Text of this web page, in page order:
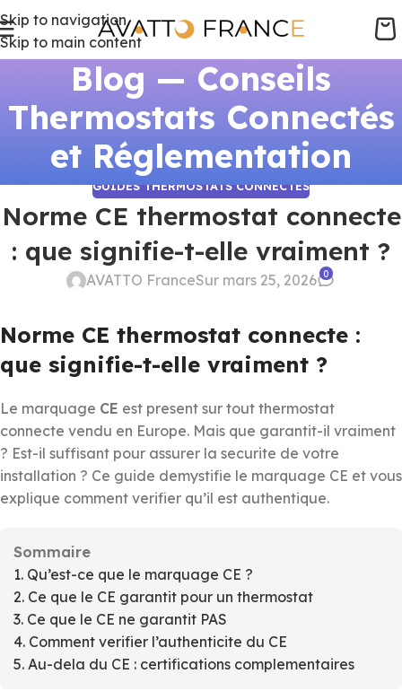
Skip to navigation
Skip to main content
Blog — Conseils
Thermostats Connectés
et Réglementation
GUIDES THERMOSTATS CONNECTÉS
Norme CE thermostat connecte
: que signifie-t-elle vraiment ?
AVATTO FranceSur mars 25, 2026 0
Norme CE thermostat connecte :
que signifie-t-elle vraiment ?
Le marquage CE est present sur tout thermostat
connecte vendu en Europe. Mais que garantit-il vraiment
? Est-il suffisant pour assurer la securite de votre
installation ? Ce guide demystifie le marquage CE et vous
explique comment verifier qu’il est authentique.
Sommaire
1. Qu’est-ce que le marquage CE ?
2. Ce que le CE garantit pour un thermostat
3. Ce que le CE ne garantit PAS
4. Comment verifier l’authenticite du CE
5. Au-dela du CE : certifications complementaires